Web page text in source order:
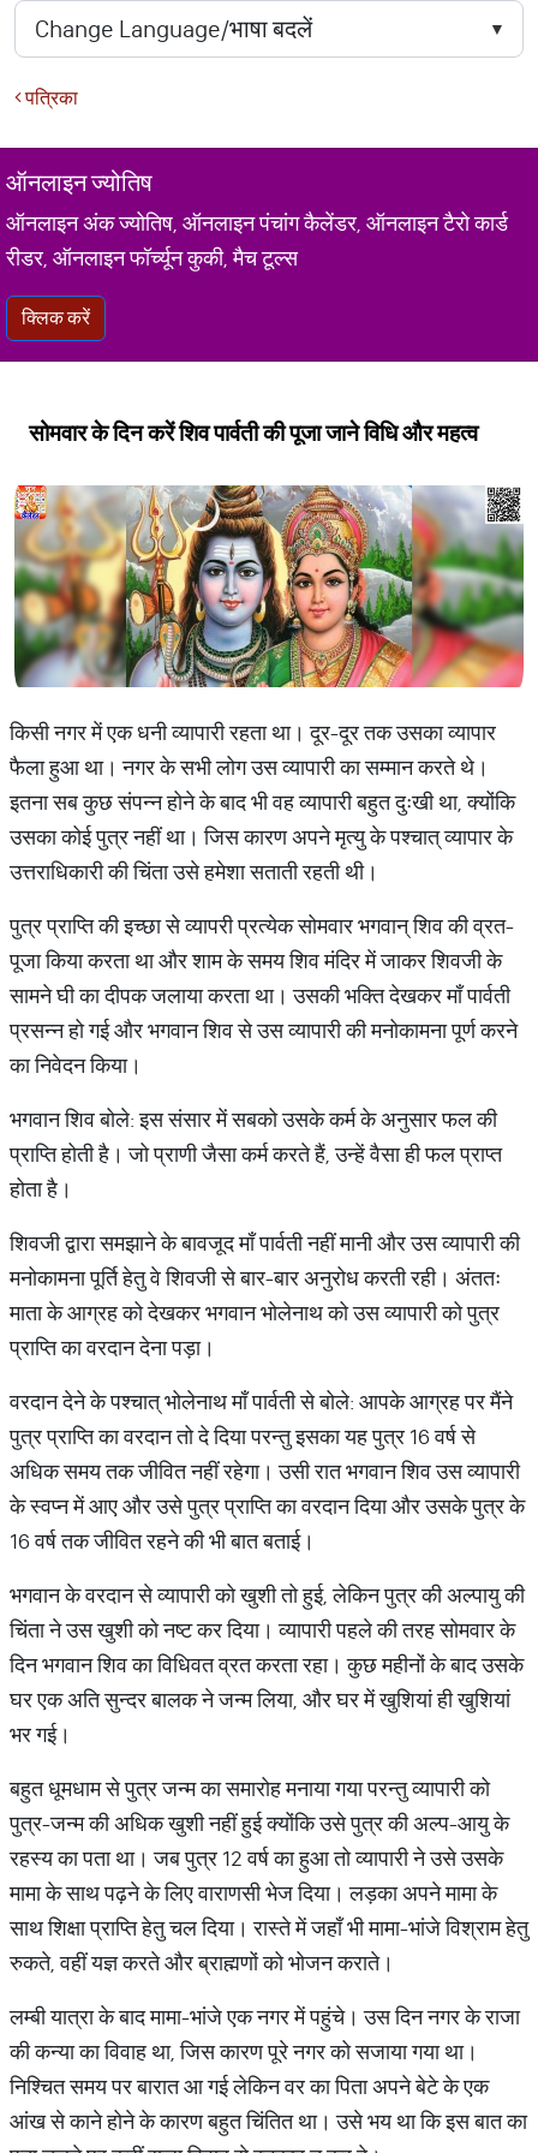
पत्रिका
ऑनलाइन ज्योतिष
ऑनलाइन अंक ज्योतिष, ऑनलाइन पंचांग कैलेंडर, ऑनलाइन टैरो कार्ड
रीडर, ऑनलाइन फॉर्च्यून कुकी, मैच टूल्स
क्लिक करें
सोमवार के दिन करें शिव पार्वती की पूजा जाने विधि और महत्व
किसी नगर में एक धनी व्यापारी रहता था। दूर-दूर तक उसका व्यापार
फैला हुआ था। नगर के सभी लोग उस व्यापारी का सम्मान करते थे।
इतना सब कुछ संपन्न होने के बाद भी वह व्यापारी बहुत दुःखी था, क्योंकि
उसका कोई पुत्र नहीं था। जिस कारण अपने मृत्यु के पश्चात् व्यापार के
उत्तराधिकारी की चिंता उसे हमेशा सताती रहती थी।
पुत्र प्राप्ति की इच्छा से व्यापरी प्रत्येक सोमवार भगवान् शिव की व्रत-
पूजा किया करता था और शाम के समय शिव मंदिर में जाकर शिवजी के
सामने घी का दीपक जलाया करता था। उसकी भक्ति देखकर माँ पार्वती
प्रसन्न हो गई और भगवान शिव से उस व्यापारी की मनोकामना पूर्ण करने
का निवेदन किया।
भगवान शिव बोले: इस संसार में सबको उसके कर्म के अनुसार फल की
प्राप्ति होती है। जो प्राणी जैसा कर्म करते हैं, उन्हें वैसा ही फल प्राप्त
होता है।
शिवजी द्वारा समझाने के बावजूद माँ पार्वती नहीं मानी और उस व्यापारी की
मनोकामना पूर्ति हेतु वे शिवजी से बार-बार अनुरोध करती रही। अंततः
माता के आग्रह को देखकर भगवान भोलेनाथ को उस व्यापारी को पुत्र
प्राप्ति का वरदान देना पड़ा।
वरदान देने के पश्चात् भोलेनाथ माँ पार्वती से बोले: आपके आग्रह पर मैंने
पुत्र प्राप्ति का वरदान तो दे दिया परन्तु इसका यह पुत्र 16 वर्ष से
अधिक समय तक जीवित नहीं रहेगा। उसी रात भगवान शिव उस व्यापारी
के स्वप्न में आए और उसे पुत्र प्राप्ति का वरदान दिया और उसके पुत्र के
16 वर्ष तक जीवित रहने की भी बात बताई।
भगवान के वरदान से व्यापारी को खुशी तो हुई, लेकिन पुत्र की अल्पायु की
चिंता ने उस खुशी को नष्ट कर दिया। व्यापारी पहले की तरह सोमवार के
दिन भगवान शिव का विधिवत व्रत करता रहा। कुछ महीनों के बाद उसके
घर एक अति सुन्दर बालक ने जन्म लिया, और घर में खुशियां ही खुशियां
भर गई।
बहुत धूमधाम से पुत्र जन्म का समारोह मनाया गया परन्तु व्यापारी को
पुत्र-जन्म की अधिक खुशी नहीं हुई क्योंकि उसे पुत्र की अल्प-आयु के
रहस्य का पता था। जब पुत्र 12 वर्ष का हुआ तो व्यापारी ने उसे उसके
मामा के साथ पढ़ने के लिए वाराणसी भेज दिया। लड़का अपने मामा के
साथ शिक्षा प्राप्ति हेतु चल दिया। रास्ते में जहाँ भी मामा-भांजे विश्राम हेतु
रुकते, वहीं यज्ञ करते और ब्राह्मणों को भोजन कराते।
लम्बी यात्रा के बाद मामा-भांजे एक नगर में पहुंचे। उस दिन नगर के राजा
की कन्या का विवाह था, जिस कारण पूरे नगर को सजाया गया था।
निश्चित समय पर बारात आ गई लेकिन वर का पिता अपने बेटे के एक
आंख से काने होने के कारण बहुत चिंतित था। उसे भय था कि इस बात का